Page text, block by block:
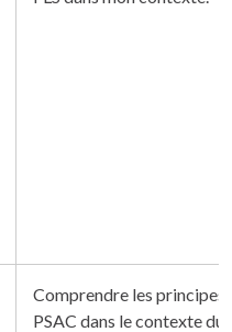
Comprendre les principes
PSAC dans le contexte du